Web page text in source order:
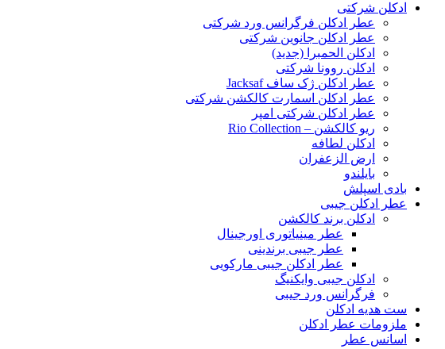
ادکلن شرکتی
عطر ادکلن فرگرانس ورد شرکتی
عطر ادکلن جانوین شرکتی
ادکلن الحمبرا (جدید)
ادکلن روونا شرکتی
عطر ادکلن ژک‌ ساف Jacksaf
عطر ادکلن اسمارت کالکشن شرکتی
عطر ادکلن شرکتی امپر
ریو کالکشن – Rio Collection
ادکلن لطافه
ارض الزعفران
بایلندو
بادی اسپلش
عطر ادکلن جیبی
ادکلن برند کالکشن
عطر مینیاتوری اورجینال
عطر جیبی برندینی
عطر ادکلن جیبی مارکویی
ادکلن جیبی وایکنیگ
فرگرانس ورد جیبی
ست هدیه ادکلن
ملزومات عطر ادکلن
اسانس عطر